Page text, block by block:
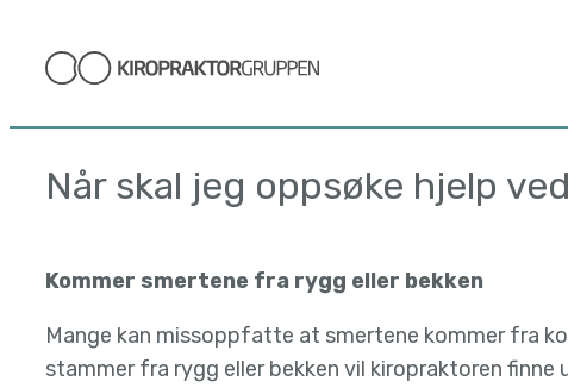
innhold
Når skal jeg oppsøke hjelp
Kommer smertene fra rygg eller bekken
Mange kan missoppfatte at smertene kommer fra
stammer fra rygg eller bekken vil kiropraktoren finne